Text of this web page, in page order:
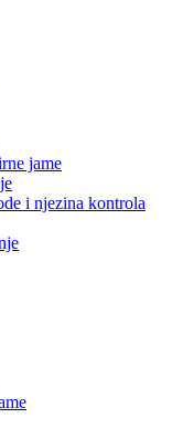
jame
i njezina kontrola